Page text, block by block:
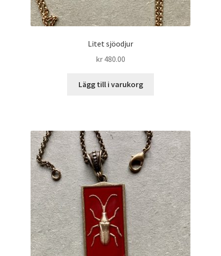
Litet sjöodjur
kr 480.00
Lägg till i varukorg